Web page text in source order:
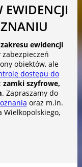
EWIDENCJI
ewidencji
zabezpieczeń
obiektów, ale
dostępu do
zamki szyfrowe,
. Zapraszamy do
oraz m.in.
Wielkopolskiego,